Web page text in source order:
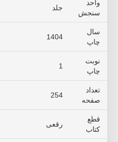
واحد
سنجش
جلد
سال
چاپ
1404
نوبت
چاپ
1
تعداد
صفحه
254
قطع
کتاب
رقعی